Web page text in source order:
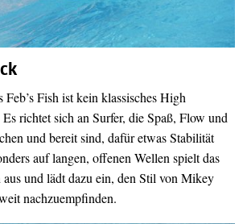
Feb’s Fish ist kein klassisches High
richtet sich an Surfer, die Spaß, Flow und
und bereit sind, dafür etwas Stabilität
auf langen, offenen Wellen spielt das
aus und lädt dazu ein, den Stil von Mikey
nachzuempfinden.